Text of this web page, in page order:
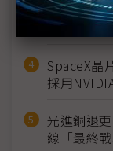
英特爾
2028準時
SpaceX晶
採用
光進銅退
線「最終戰